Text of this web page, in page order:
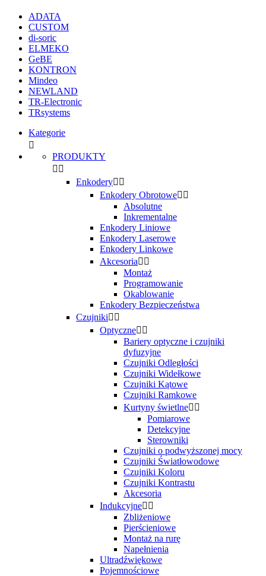
ADATA
CUSTOM
di-soric
ELMEKO
GeBE
KONTRON
Mindeo
NEWLAND
TR-Electronic
TRsystems
Kategorie

PRODUKTY
 
Enkodery 
Enkodery Obrotowe 
Absolutne
Inkrementalne
Enkodery Liniowe
Enkodery Laserowe
Enkodery Linkowe
Akcesoria 
Montaż
Programowanie
Okablowanie
Enkodery Bezpieczeństwa
Czujniki 
Optyczne 
Bariery optyczne i czujniki
dyfuzyjne
Czujniki Odległości
Czujniki Widełkowe
Czujniki Kątowe
Czujniki Ramkowe
Kurtyny świetlne 
Pomiarowe
Detekcyjne
Sterowniki
Czujniki o podwyższonej mocy
Czujniki Światłowodowe
Czujniki Koloru
Czujniki Kontrastu
Akcesoria
Indukcyjne 
Zbliżeniowe
Pierścieniowe
Montaż na rurę
Napełnienia
Ultradźwiękowe
Pojemnościowe